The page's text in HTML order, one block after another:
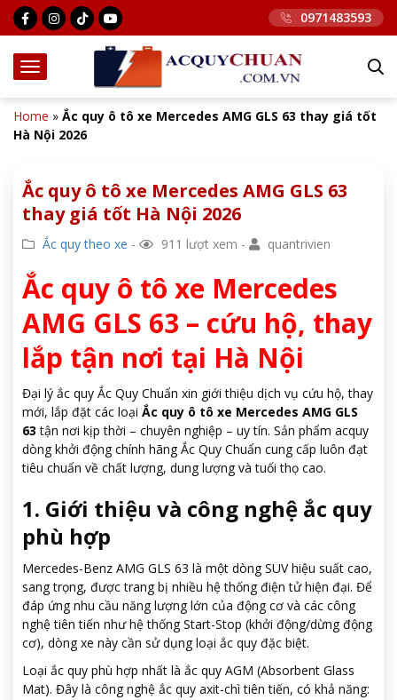
0971483593
Home » Ắc quy ô tô xe Mercedes AMG GLS 63 thay giá tốt
Hà Nội 2026
Ắc quy ô tô xe Mercedes AMG GLS 63
thay giá tốt Hà Nội 2026
Ắc quy theo xe - 911 lượt xem - quantrivien
Ắc quy ô tô xe Mercedes
AMG GLS 63 – cứu hộ, thay
lắp tận nơi tại Hà Nội
Đại lý ắc quy Ắc Quy Chuẩn xin giới thiệu dịch vụ cứu hộ, thay
mới, lắp đặt các loại Ắc quy ô tô xe Mercedes AMG GLS
63tận nơi kịp thời – chuyên nghiệp – uy tín. Sản phẩm acquy
dòng khởi động chính hãng Ắc Quy Chuẩn cung cấp luôn đạt
tiêu chuẩn về chất lượng, dung lượng và tuổi thọ cao.
1. Giới thiệu và công nghệ ắc quy
phù hợp
Mercedes-Benz AMG GLS 63 là một dòng SUV hiệu suất cao,
sang trọng, được trang bị nhiều hệ thống điện tử hiện đại. Để
đáp ứng nhu cầu năng lượng lớn của động cơ và các công
nghệ tiên tiến như hệ thống Start-Stop (khởi động/dừng động
cơ), dòng xe này cần sử dụng loại ắc quy đặc biệt.
Loại ắc quy phù hợp nhất là ắc quy AGM (Absorbent Glass
Mat). Đây là công nghệ ắc quy axit-chì tiên tiến, có khả năng: